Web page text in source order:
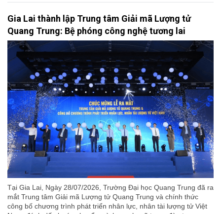
Gia Lai thành lập Trung tâm Giải mã Lượng tử
Quang Trung: Bệ phóng công nghệ tương lai
Tại Gia Lai, Ngày 28/07/2026, Trường Đại học Quang Trung đã ra
mắt Trung tâm Giải mã Lượng tử Quang Trung và chính thức
công bố chương trình phát triển nhân lực, nhân tài lượng tử Việt